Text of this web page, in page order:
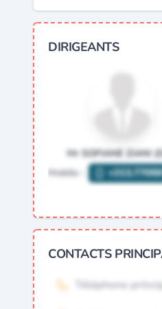
DIRIGEANTS
CONTACTS